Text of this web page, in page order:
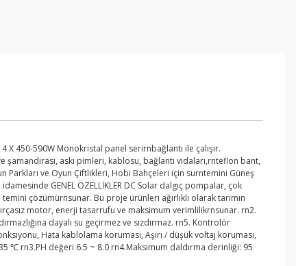
X 450-590W Monokristal panel serirnbağlantı ile çalışır.
şamandırası, askı pimleri, kablosu, bağlantı vidaları,rnteflon bant,
Parkları ve Oyun Çiftlikleri, Hobi Bahçeleri için surntemini Güneş
GENEL ÖZELLİKLER DC Solar dalgıç pompalar, çok
çözümürnsunar. Bu proje ürünleri ağırlıklı olarak tarımın
motor, enerji tasarrufu ve maksimum verimlilikrnsunar. rn2.
dayalı su geçirmez ve sızdırmaz. rn5. Kontrolör
Hata kablolama koruması, Aşırı / düşük voltaj koruması,
≤35 ℃ rn3.PH değeri 6.5 ~ 8.0 rn4.Maksimum daldırma derinliği: 95